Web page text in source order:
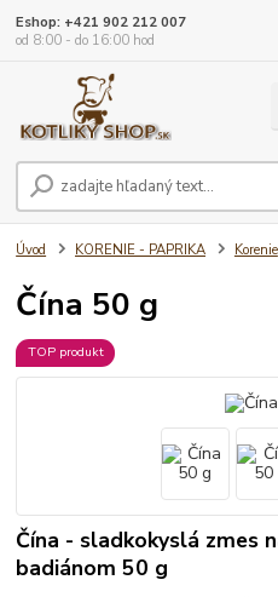
Eshop: +421 902 212 007
od 8:00 - do 16:00 hod
Úvod KORENIE - PAPRIKA Korenie
Čína 50 g
TOP produkt
Čína - sladkokyslá zmes
badiánom 50 g